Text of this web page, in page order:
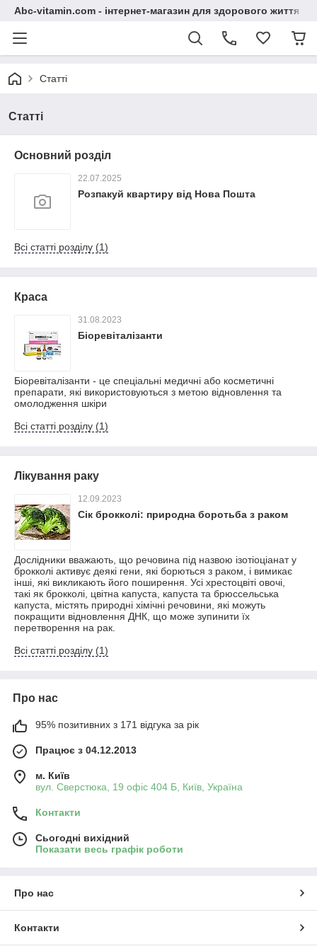
Abc-vitamin.com - інтернет-магазин для здорового життя
Статті
Статті
Основний розділ
22.07.2025
Розпакуй квартиру від Нова Пошта
Всі статті розділу (1)
Краса
31.08.2023
Біоревіталізанти
Біоревіталізанти - це спеціальні медичні або косметичні
препарати, які використовуються з метою відновлення та
омолодження шкіри
Всі статті розділу (1)
Лікування раку
12.09.2023
Сік брокколі: природна боротьба з раком
Дослідники вважають, що речовина під назвою ізотіоціанат у
брокколі активує деякі гени, які борються з раком, і вимикає
інші, які викликають його поширення. Усі хрестоцвіті овочі,
такі як брокколі, цвітна капуста, капуста та брюссельська
капуста, містять природні хімічні речовини, які можуть
покращити відновлення ДНК, що може зупинити їх
перетворення на рак.
Всі статті розділу (1)
Про нас
95% позитивних з 171 відгука за рік
Працює з 04.12.2013
м. Київ
вул. Сверстюка, 19 офіс 404 Б, Київ, Україна
Контакти
Сьогодні вихідний
Показати весь графік роботи
Про нас
Контакти